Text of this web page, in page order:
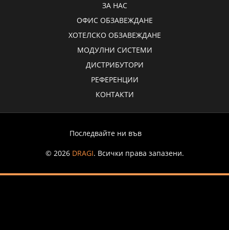
ЗА НАС
ОФИС ОБЗАВЕЖДАНЕ
ХОТЕЛСКО ОБЗАВЕЖДАНЕ
МОДУЛНИ СИСТЕМИ
ДИСТРИБУТОРИ
РЕФЕРЕНЦИИ
КОНТАКТИ
Последвайте ни във
© 2026 DRAGI. Всички права запазени.